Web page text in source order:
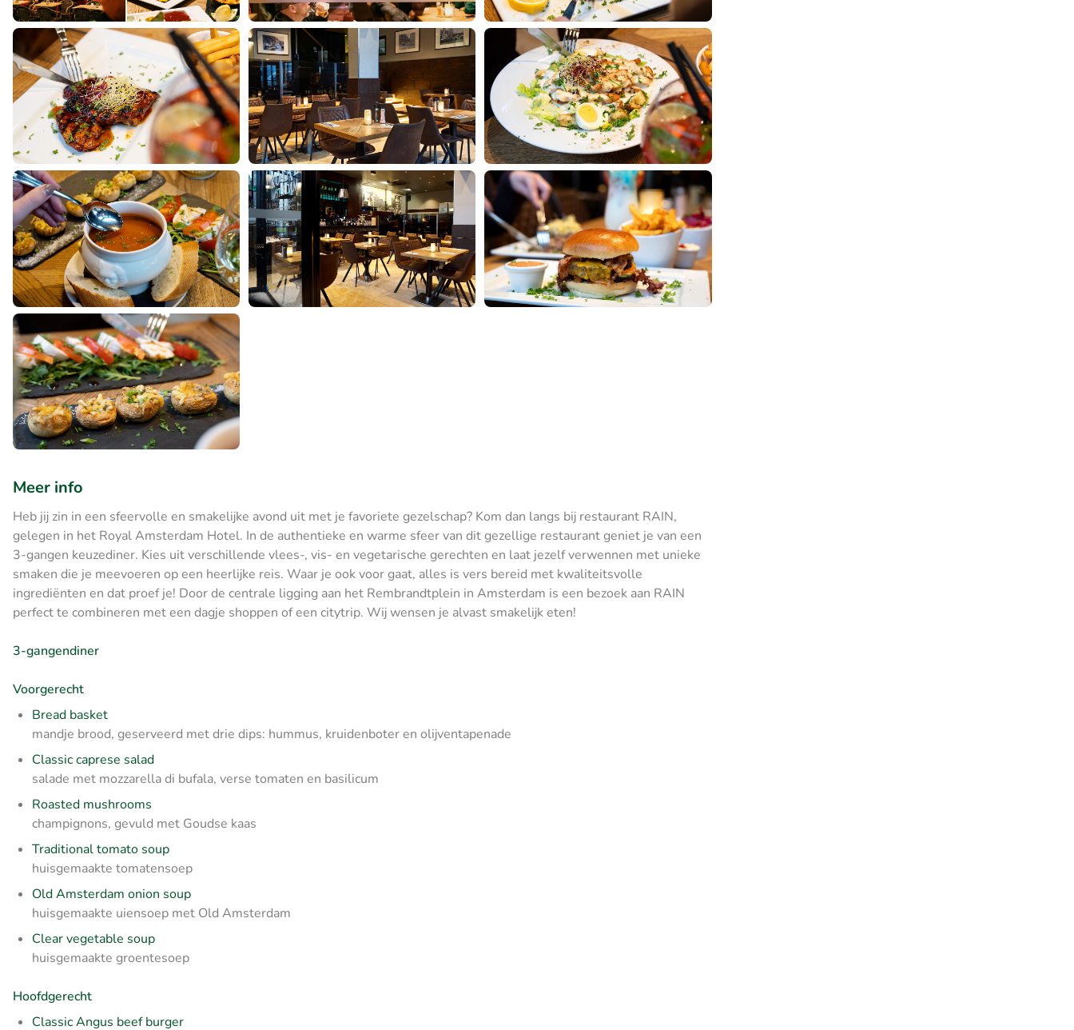
Meer info
Heb jij zin in een sfeervolle en smakelijke avond uit met je favoriete gezelschap? Kom dan langs bij restaurant RAIN,
gelegen in het Royal Amsterdam Hotel. In de authentieke en warme sfeer van dit gezellige restaurant geniet je van een
3-gangen keuzediner. Kies uit verschillende vlees-, vis- en vegetarische gerechten en laat jezelf verwennen met unieke
smaken die je meevoeren op een heerlijke reis. Waar je ook voor gaat, alles is vers bereid met kwaliteitsvolle
ingrediënten en dat proef je! Door de centrale ligging aan het Rembrandtplein in Amsterdam is een bezoek aan RAIN
perfect te combineren met een dagje shoppen of een citytrip. Wij wensen je alvast smakelijk eten!
3-gangendiner
Voorgerecht
Bread basket
mandje brood, geserveerd met drie dips: hummus, kruidenboter en olijventapenade
Classic caprese salad
salade met mozzarella di bufala, verse tomaten en basilicum
Roasted mushrooms
champignons, gevuld met Goudse kaas
Traditional tomato soup
huisgemaakte tomatensoep
Old Amsterdam onion soup
huisgemaakte uiensoep met Old Amsterdam
Clear vegetable soup
huisgemaakte groentesoep
Hoofdgerecht
Classic Angus beef burger